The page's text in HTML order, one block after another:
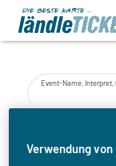
Event-Name, Interpret,
Verwendung von